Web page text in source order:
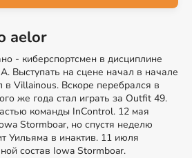
aelor
- киберспортсмен в дисциплине
Выступать на сцене начал в начале
в Villainous. Вскоре перебрался в
же года стал играть за Outfit 49.
команды InControl. 12 мая
Stormboar, но спустя неделю
Уильяма в инактив. 11 июля
состав Iowa Stormboar.